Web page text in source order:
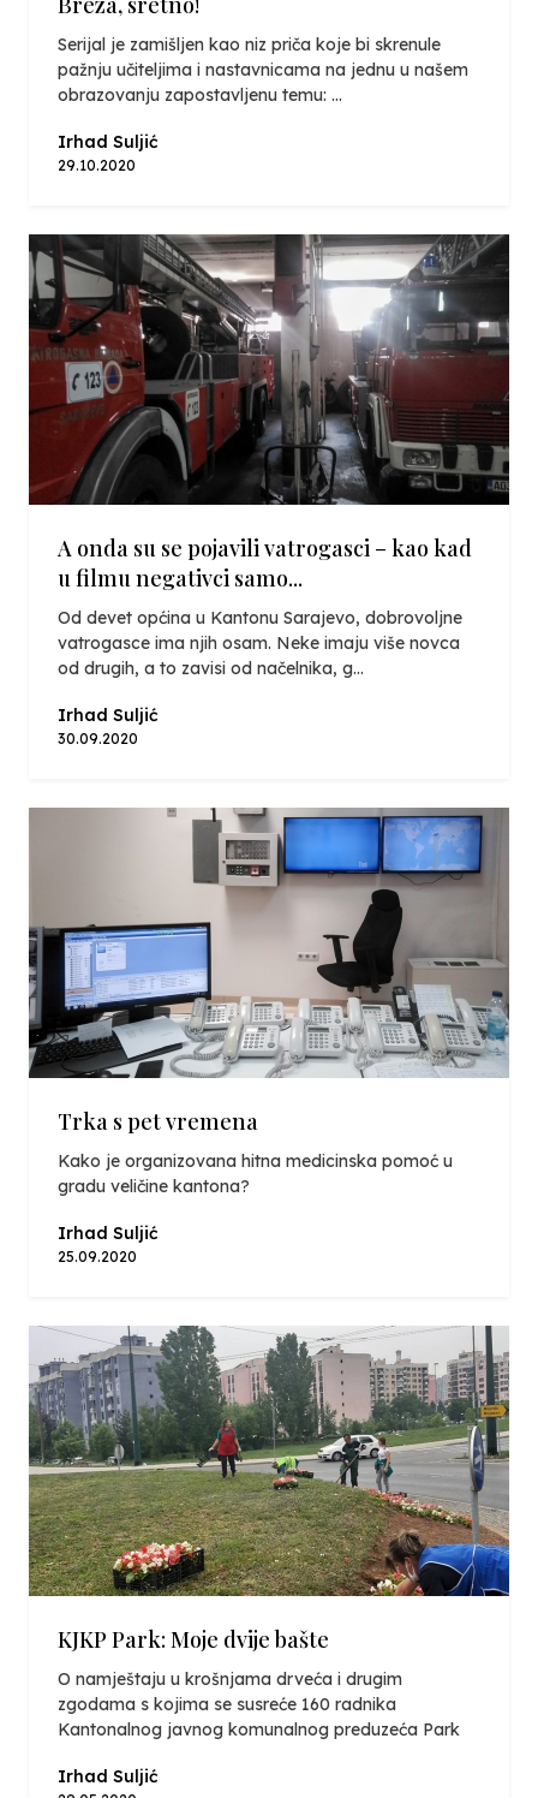
Serijal je zamišljen kao niz priča koje bi skrenule
pažnju učiteljima i nastavnicama na jednu u našem
obrazovanju zapostavljenu temu: ...
Irhad Suljić
29.10.2020
A onda su se pojavili vatrogasci – kao kad
u filmu negativci samo...
Od devet općina u Kantonu Sarajevo, dobrovoljne
vatrogasce ima njih osam. Neke imaju više novca
od drugih, a to zavisi od načelnika, g...
Irhad Suljić
30.09.2020
Trka s pet vremena
Kako je organizovana hitna medicinska pomoć u
gradu veličine kantona?
Irhad Suljić
25.09.2020
KJKP Park: Moje dvije bašte
O namještaju u krošnjama drveća i drugim
zgodama s kojima se susreće 160 radnika
Kantonalnog javnog komunalnog preduzeća Park
Irhad Suljić